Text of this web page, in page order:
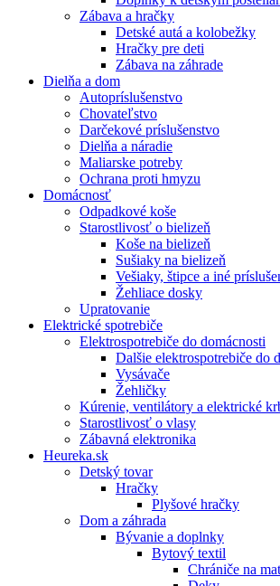
Zábava a hračky
Detské autá a kolobežky
Hračky pre deti
Zábava na záhrade
Dielňa a dom
Autopríslušenstvo
Chovateľstvo
Darčekové príslušenstvo
Dielňa a náradie
Maliarske potreby
Ochrana proti hmyzu
Domácnosť
Odpadkové koše
Starostlivosť o bielizeň
Koše na bielizeň
Sušiaky na bielizeň
Vešiaky, štipce a iné
Žehliace dosky
Upratovanie
Elektrické spotrebiče
Elektrospotrebiče do domácnosti
Dalšie elektrospotrebiče do
Vysávače
Žehličky
Kúrenie, ventilátory a elektrické
Starostlivosť o vlasy
Zábavná elektronika
Heureka.sk
Detský tovar
Hračky
Plyšové hračky
Dom a záhrada
Bývanie a doplnky
Bytový textil
Chrániče na